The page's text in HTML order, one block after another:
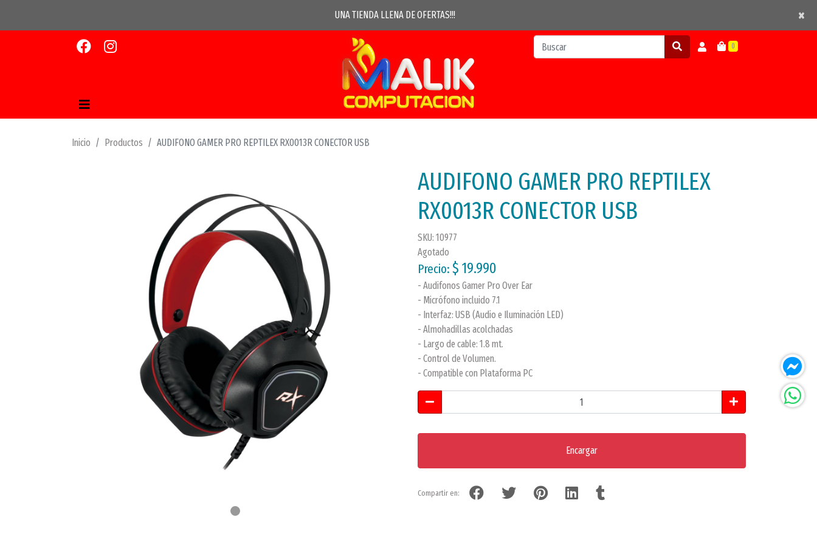
UNA TIENDA LLENA DE OFERTAS!!! ×
×
0
Inicio Productos AUDIFONO GAMER PRO REPTILEX RX0013R CONECTOR USB
AUDIFONO GAMER PRO REPTILEX
RX0013R CONECTOR USB
SKU: 10977
Agotado
Precio: $ 19.990
- Audifonos Gamer Pro Over Ear
- Micrófono incluido 7.1
- Interfaz: USB (Audio e Iluminación LED)
- Almohadillas acolchadas
- Largo de cable: 1.8 mt.
- Control de Volumen.
- Compatible con Plataforma PC
Encargar
Compartir en: